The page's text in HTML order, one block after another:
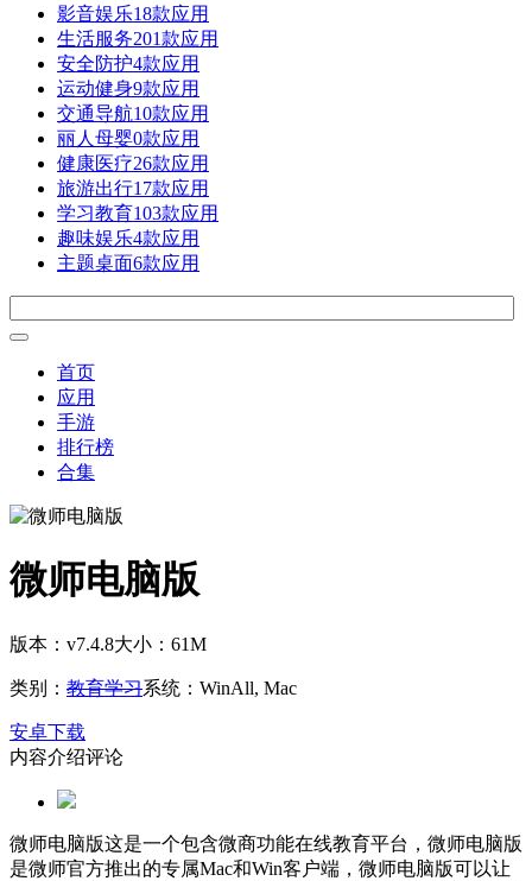
影音娱乐18款应用
生活服务201款应用
安全防护4款应用
运动健身9款应用
交通导航10款应用
丽人母婴0款应用
健康医疗26款应用
旅游出行17款应用
学习教育103款应用
趣味娱乐4款应用
主题桌面6款应用
首页
应用
手游
排行榜
合集
微师电脑版
版本：v7.4.8大小：61M
类别： 教育学习系统：WinAll, Mac
安卓下载
内容介绍评论
微师电脑版这是一个包含微商功能在线教育平台，微师电脑版
是微师官方推出的专属Mac和Win客户端，微师电脑版可以让